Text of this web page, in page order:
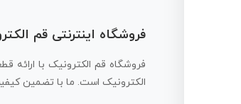
فروشگاه اینترنتی قم
فروشگاه قم الکترونیک با ارائه
الکترونیک است. ما با تضمین